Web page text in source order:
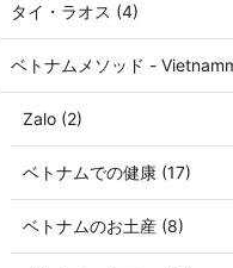
タイ・ラオス (4)
ベトナムメソッド -
Zalo (2)
ベトナムでの健康 (17)
ベトナムのお土産 (8)